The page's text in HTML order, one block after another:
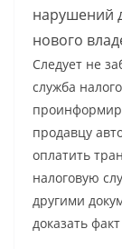
нарушений
нового
Следует не
служба
продавцу
оплатить
налоговую
другими
доказать